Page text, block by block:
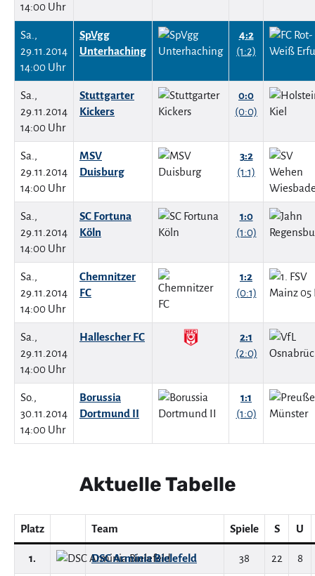
14:00 Uhr
Sa.,
29.11.2014
14:00 Uhr
SpVgg
Unterhaching
4:2
(1:2)
Sa.,
29.11.2014
14:00 Uhr
Stuttgarter
Kickers
0:0
(0:0)
Sa.,
29.11.2014
14:00 Uhr
MSV
Duisburg
3:2
(1:1)
Sa.,
29.11.2014
14:00 Uhr
SC Fortuna
Köln
1:0
(1:0)
Sa.,
29.11.2014
14:00 Uhr
Chemnitzer
FC
1:2
(0:1)
Sa.,
29.11.2014
14:00 Uhr
Hallescher FC
2:1
(2:0)
So.,
30.11.2014
14:00 Uhr
Borussia
Dortmund II
1:1
(1:0)
Aktuelle Tabelle
Platz Team Spiele S U
1. DSC Arminia Bielefeld 38 22 8